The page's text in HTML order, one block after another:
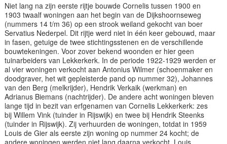
Niet lang na zijn eerste rijtje bouwde Cornelis tussen 1900 en
1903 twaalf woningen aan het begin van de Dijkshoornseweg
(nummers 14 t/m 36) op een strook weiland gekocht van boer
Servatius Nederpel. Dit rijtje werd niet in één keer gebouwd, maar
in fasen, getuige de twee stichtingsstenen en de verschillende
bouwtekeningen. Voor zover bekend woonden er hier geen
tuinarbeiders van Lekkerkerk. In de periode 1922-1929 werden er
al vier woningen verkocht aan Antonius Wilmer (schoenmaker en
doodgraver, het wit gepleisterde pand op nummer 32), Johannes
van den Berg (melkrijder), Hendrik Verkaik (werkman) en
Adrianus Biemans (nachtrijder). De andere acht woningen bleven
lange tijd in bezit van erfgenamen van Cornelis Lekkerkerk: zes
bij Willem Vink (tuinder in Rijswijk) en twee bij Hendrik Steenks
(tuinder in Rijswijk). Zij verhuurden de woningen, totdat in 1959
Louis de Gier als eerste zijn woning op nummer 24 kocht; de